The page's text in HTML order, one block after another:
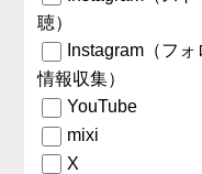
聴）
Instagram（フ
情報収集）
YouTube
mixi
X